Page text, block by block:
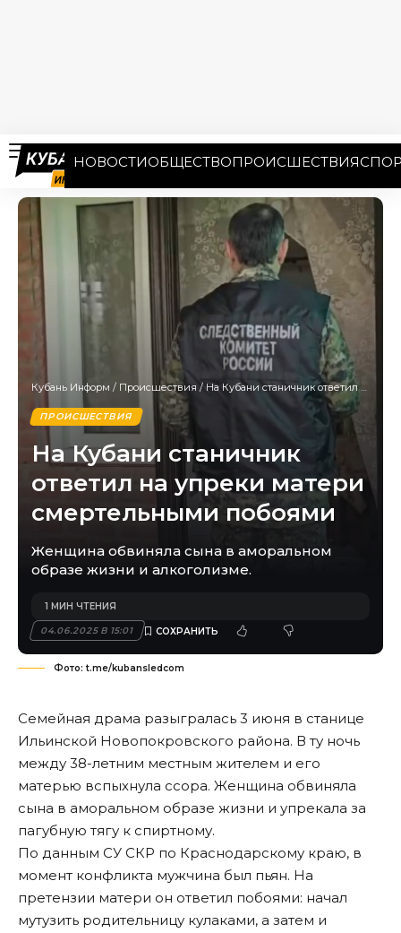
НОВОСТИОБЩЕСТВОПРОИСШЕСТВИЯ
Кубань Информ / Происшествия / На Кубани станичник ответил на упреки матери смертельными побоями
ПРОИСШЕСТВИЯ
На Кубани станичник
ответил на упреки матери
смертельными побоями
Женщина обвиняла сына в аморальном
образе жизни и алкоголизме.
04.06.2025 В 15:01
1 МИН ЧТЕНИЯ
Фото: t.me/kubansledcom
Семейная драма разыгралась 3 июня в станице
Ильинской Новопокровского района. В ту ночь
между 38-летним местным жителем и его
матерью вспыхнула ссора. Женщина обвиняла
сына в аморальном образе жизни и упрекала за
пагубную тягу к спиртному.
По данным СУ СКР по Краснодарскому краю, в
момент конфликта мужчина был пьян. На
претензии матери он ответил побоями: начал
мутузить родительницу кулаками, а затем и